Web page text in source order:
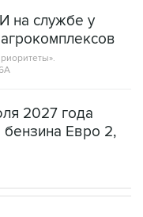
на службе у
2027 года
Евро 2,